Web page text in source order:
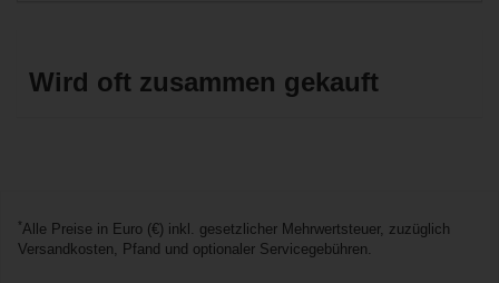
*Alle Preise in Euro (€) inkl. gesetzlicher Mehrwertsteuer, zuzüglich
Versandkosten, Pfand und optionaler Servicegebühren.